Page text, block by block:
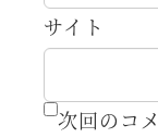
サイト
次回のコ